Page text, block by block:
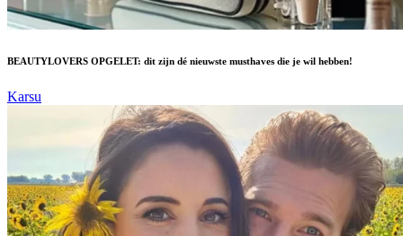
BEAUTYLOVERS OPGELET: dit zijn dé nieuwste musthaves die je wil hebben!
Karsu